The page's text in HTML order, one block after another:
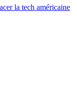
la tech américaine